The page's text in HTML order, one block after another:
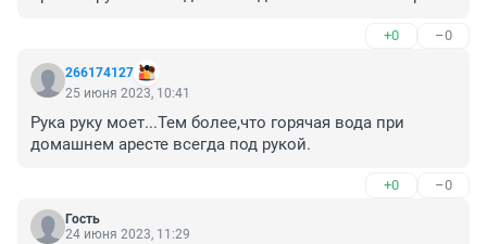
+0 –0
266174127
25 июня 2023, 10:41
Рука руку моет...Тем более,что горячая вода при
домашнем аресте всегда под рукой.
+0 –0
Гость
24 июня 2023, 11:29